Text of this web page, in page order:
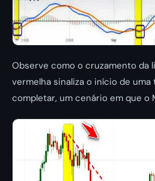
Observe como o cruzamento da
vermelha sinaliza o início de uma
completar, um cenário em que o